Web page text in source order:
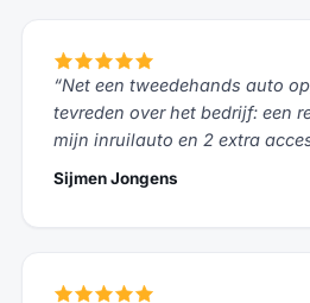
“Net een tweedehands auto
tevreden over het bedrijf: een
mijn inruilauto en 2 extra
Sijmen Jongens